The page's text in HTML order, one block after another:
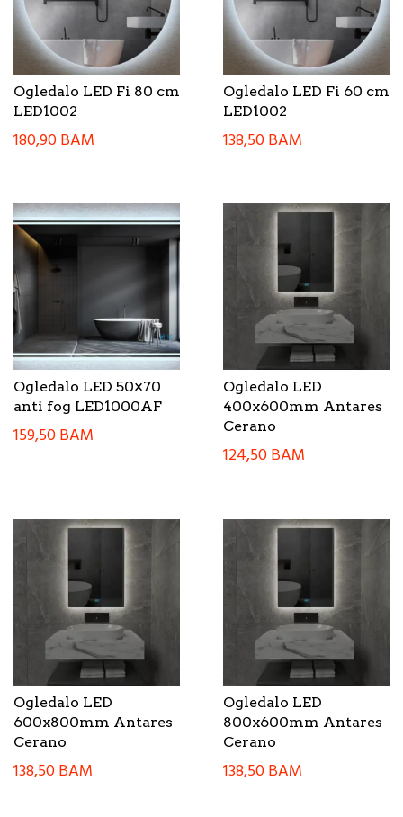
Ogledalo LED Fi 80 cm
LED1002
180,90BAM
Ogledalo LED Fi 60 cm
LED1002
138,50BAM
Ogledalo LED 50×70
anti fog LED1000AF
159,50BAM
Ogledalo LED
400x600mm Antares
Cerano
124,50BAM
Ogledalo LED
600x800mm Antares
Cerano
138,50BAM
Ogledalo LED
800x600mm Antares
Cerano
138,50BAM